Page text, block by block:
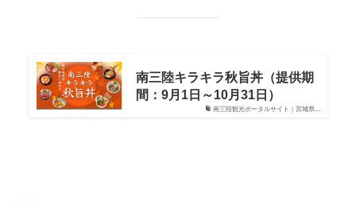
南三陸観光ポータルサイト｜宮城県…
南三陸キラキラ秋旨丼（提供期
間：9月1日～10月31日）